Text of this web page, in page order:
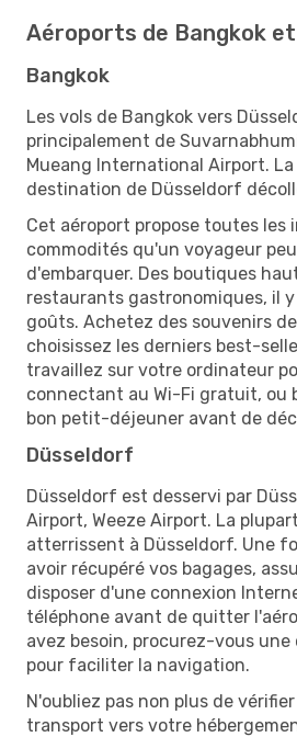
Aéroports de Bangkok
Bangkok
Les vols de Bangkok vers
principalement de
Mueang International Airport.
destination de Düsseldorf
Cet aéroport propose toutes les
commodités qu'un voyageur
d'embarquer. Des boutiques
restaurants gastronomiques, il
goûts. Achetez des souvenirs
choisissez les derniers best-
travaillez sur votre ordinateur
connectant au Wi-Fi gratuit, ou
bon petit-déjeuner avant de
Düsseldorf
Düsseldorf est desservi par
Airport, Weeze Airport. La
atterrissent à Düsseldorf. Une
avoir récupéré vos bagages,
disposer d'une connexion
téléphone avant de quitter
avez besoin, procurez-vous une
pour faciliter la navigation.
N'oubliez pas non plus de
transport vers votre